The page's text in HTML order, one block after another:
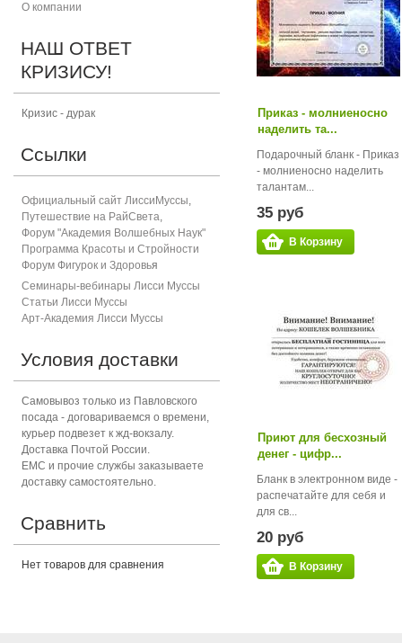
Приказ - молниеносно
наделить та...
Подарочный бланк - Приказ
- молниеносно наделить
талантам...
35 руб
В Корзину
Приют для бесхозный
денег - цифр...
Бланк в электронном виде -
распечатайте для себя и
для св...
20 руб
В Корзину
О компании
НАШ ОТВЕТ
КРИЗИСУ!
Кризис - дурак
Ссылки
Официальный сайт ЛиссиМуссы,
Путешествие на РайСвета,
Форум "Академия Волшебных Наук"
Программа Красоты и Стройности
Форум Фигурок и Здоровья
Семинары-вебинары Лисси Муссы
Статьи Лисси Муссы
Арт-Академия Лисси Муссы
Условия доставки
Самовывоз только из Павловского
посада - договариваемся о времени,
курьер подвезет к жд-вокзалу.
Доставка Почтой России.
ЕМС и прочие службы заказываете
доставку самостоятельно.
Сравнить
Нет товаров для сравнения